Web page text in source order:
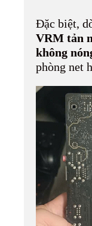
Đặc biệt,
VRM tản
không
phòng net